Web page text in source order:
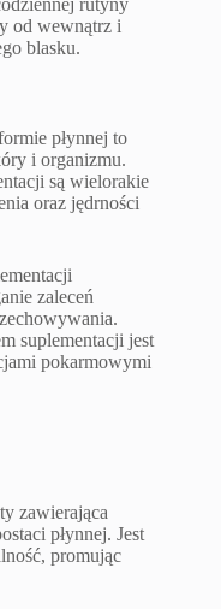
od wewnątrz i
blasku.
płynnej to
i organizmu.
są wielorakie
oraz jędrności
zaleceń
suplementacji jest
pokarmowymi
zawierająca
płynnej. Jest
promując